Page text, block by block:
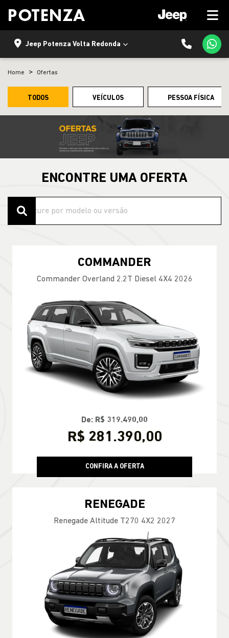
Jeep Potenza Volta Redonda
Home Ofertas
TODOS VEÍCULOS PESSOA FÍSICA
ENCONTRE UMA OFERTA
COMMANDER
Commander Overland 2.2T Diesel 4X4 2026
De: R$ 319.490,00
R$ 281.390,00
CONFIRA A OFERTA
RENEGADE
Renegade Altitude T270 4X2 2027